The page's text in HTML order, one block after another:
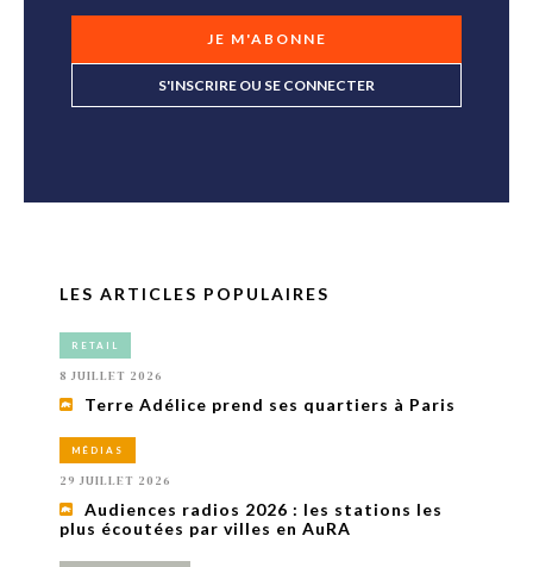
JE M'ABONNE
S'INSCRIRE OU SE CONNECTER
LES ARTICLES POPULAIRES
RETAIL
8 JUILLET 2026
Terre Adélice prend ses quartiers à Paris
MÉDIAS
29 JUILLET 2026
Audiences radios 2026 : les stations les
plus écoutées par villes en AuRA